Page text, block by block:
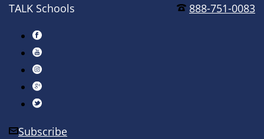
888-751-0083
TALK Schools
Subscribe